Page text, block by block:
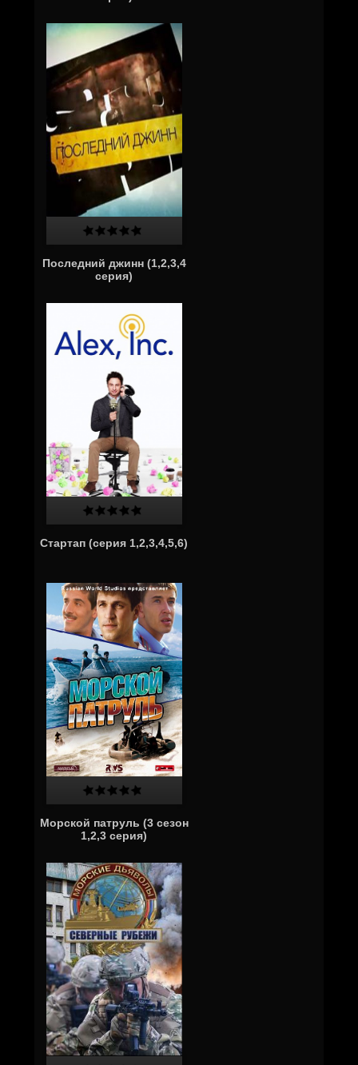
Последний джинн (1,2,3,4
серия)
Стартап (серия 1,2,3,4,5,6)
Морской патруль (3 сезон
1,2,3 серия)